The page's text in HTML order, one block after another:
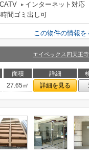
CATV
インターネット対応
間ゴミ出し可
この物件の情報を
エイペックス四天王
面積 詳細
27.65㎡
詳細を見る